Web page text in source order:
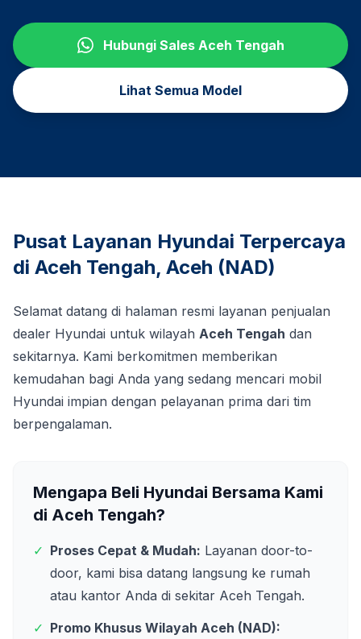
Hubungi Sales Aceh Tengah
Lihat Semua Model
Pusat Layanan Hyundai Terpercaya
di Aceh Tengah, Aceh (NAD)
Selamat datang di halaman resmi layanan penjualan
dealer Hyundai untuk wilayah Aceh Tengah dan
sekitarnya. Kami berkomitmen memberikan
kemudahan bagi Anda yang sedang mencari mobil
Hyundai impian dengan pelayanan prima dari tim
berpengalaman.
Mengapa Beli Hyundai Bersama Kami
di Aceh Tengah?
✓ Proses Cepat & Mudah: Layanan door-to-
door, kami bisa datang langsung ke rumah
atau kantor Anda di sekitar Aceh Tengah.
✓ Promo Khusus Wilayah Aceh (NAD):